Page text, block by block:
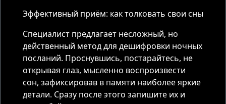
Эффективный приём: как толковать свои сны
Специалист предлагает несложный, но
действенный метод для дешифровки ночных
посланий. Проснувшись, постарайтесь, не
открывая глаз, мысленно воспроизвести
сон, зафиксировав в памяти наиболее яркие
детали. Сразу после этого запишите их и